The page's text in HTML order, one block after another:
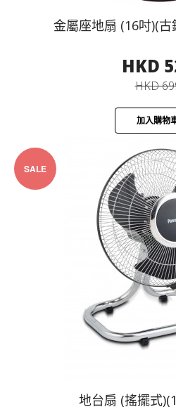
金屬座地扇 (16吋)(
HKD
HKD
加入購物
SALE
地台扇 (搖擺式